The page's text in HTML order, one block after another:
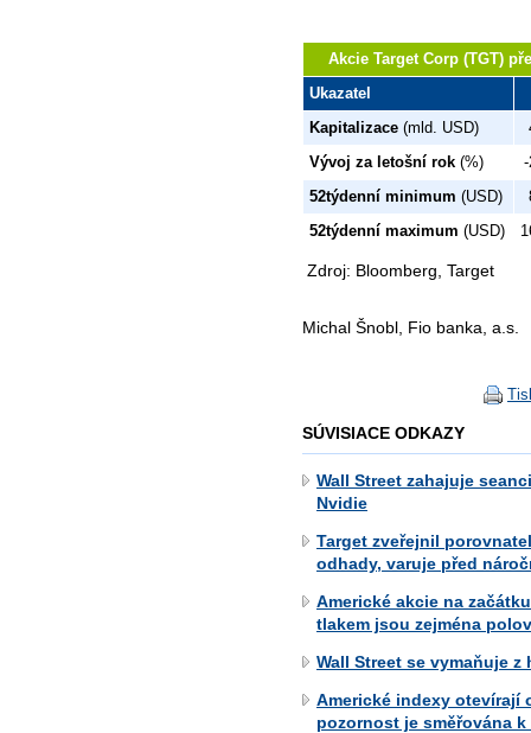
Akcie Target Corp (TGT)
Ukazatel
Kapitalizace (mld. USD)
Vývoj za letošní rok (%)
52týdenní minimum (USD)
52týdenní maximum (USD)
Zdroj: Bloomberg, Target
Michal Šnobl, Fio banka, a.s.
SÚVISIACE ODKAZY
Wall Street zahajuje
Nvidie
Target zveřejnil
odhady, varuje před
Americké akcie na
tlakem jsou zejména
Wall Street se vymaňuje
Americké indexy otevírají
pozornost je směřována k